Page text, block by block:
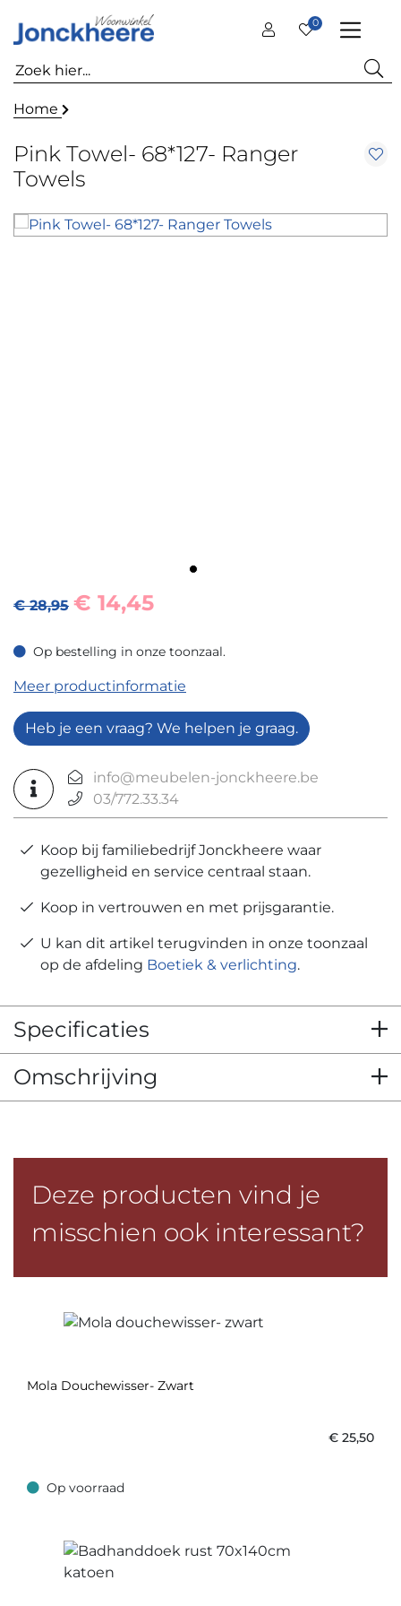
0
Home
Pink Towel- 68*127- Ranger
Towels
€ 28,95 € 14,45
Op bestelling in onze toonzaal.
Op bestelling in onze toonzaal.
Meer productinformatie
Heb je een vraag? We helpen je graag.
info@meubelen-jonckheere.be
03/772.33.34
Koop bij familiebedrijf Jonckheere waar
gezelligheid en service centraal staan.
Koop in vertrouwen en met prijsgarantie.
U kan dit artikel terugvinden in onze toonzaal
op de afdeling Boetiek & verlichting.
Specificaties
Omschrijving
Deze producten vind je
misschien ook interessant?
Mola Douchewisser- Zwart
€ 25,50
Op voorraad
Op voorraad